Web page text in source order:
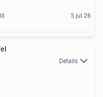
5 jul 26
Details